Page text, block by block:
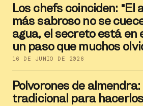
Los chefs coinciden: "El
más sabroso no se
agua, el secreto está en
un paso que muchos
16 DE JUNIO DE 2026
Polvorones de
tradicional para